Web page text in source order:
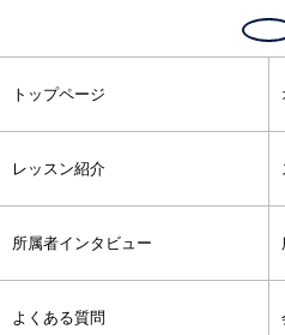
トップページ
レッスン紹介
所属者インタビュー
よくある質問